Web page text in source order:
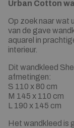
Urban Cotton
Op zoek naar wat
van de gave
aquarel in
interieur.
Dit wandkleed
afmetingen:
S 110 x 80 cm
M 145 x 110 cm
L 190 x 145 cm
Het wandkleed is